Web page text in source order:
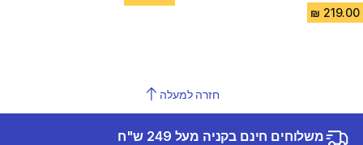
חזרה למעלה
משלוחים חינם בקניה מעל 249 ש"ח